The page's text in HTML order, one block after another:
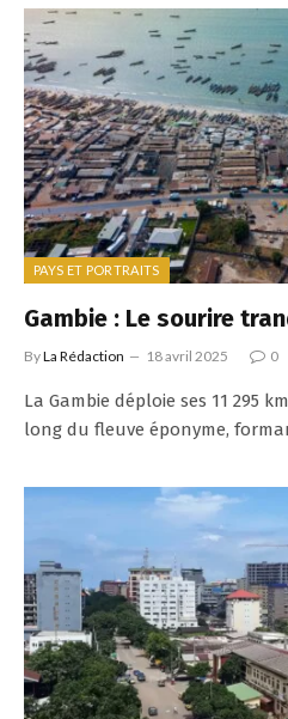
PAYS ET PORTRAITS
Gambie : Le sourire
ByLa Rédaction 18 avril 2025 0
La Gambie déploie ses 11 295
long du fleuve éponyme,